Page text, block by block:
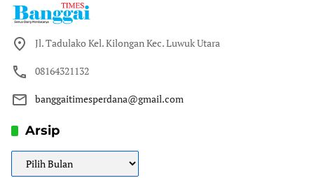
Jl. Tadulako Kel. Kilongan Kec. Luwuk Utara
08164321132
banggaitimesperdana@gmail.com
Arsip
Arsip